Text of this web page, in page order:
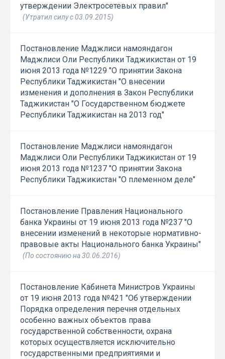
утверждении Электросетевых правил"
(Утратил силу с 03.09.2015)
Постановление Маджлиси намояндагон
Маджлиси Оли Республики Таджикистан от 19
июня 2013 года №1229 "О принятии Закона
Республики Таджикистан "О внесении
изменения и дополнения в Закон Республики
Таджикистан "О Государственном бюджете
Республики Таджикистан на 2013 год"
Постановление Маджлиси намояндагон
Маджлиси Оли Республики Таджикистан от 19
июня 2013 года №1237 "О принятии Закона
Республики Таджикистан "О племенном деле"
Постановление Правления Национального
банка Украины от 19 июня 2013 года №237 "О
внесении изменений в некоторые нормативно-
правовые акты Национального банка Украины"
(По состоянию на 30.06.2016)
Постановление Кабинета Министров Украины
от 19 июня 2013 года №421 "Об утверждении
Порядка определения перечня отдельных
особенно важных объектов права
государственной собственности, охрана
которых осуществляется исключительно
государственными предприятиями и